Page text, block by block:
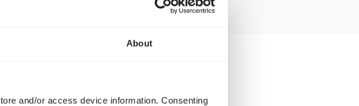
About
and/or access device information. Consenting
naar Amazon Montélimar?